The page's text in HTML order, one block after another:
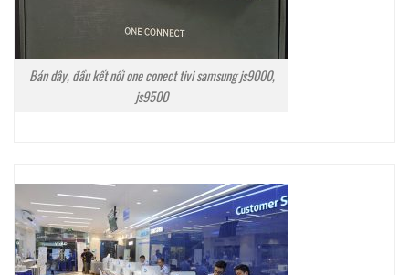
Bán dây, đầu kết nối one conect tivi samsung js9000,
js9500